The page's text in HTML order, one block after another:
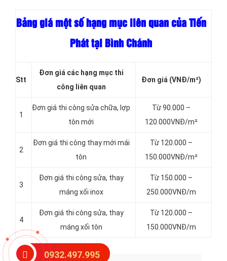
Bảng giá một số hạng mục liên quan của Tiến
Phát tại Bình Chánh
Stt
Đơn giá các hạng mục thi
công liên quan
Đơn giá (VNĐ/m²)
1
Đơn giá thi công sửa chữa, lợp
tôn mới
Từ 90.000 –
120.000VNĐ/m²
2
Đơn giá thi công thay mới mái
tôn
Từ 120.000 –
150.000VNĐ/m²
3
Đơn giá thi công sửa, thay
máng xối inox
Từ 150.000 –
250.000VNĐ/m
4
Đơn giá thi công sửa, thay
máng xối tôn
Từ 120.000 –
150.000VNĐ/m
0932.497.995